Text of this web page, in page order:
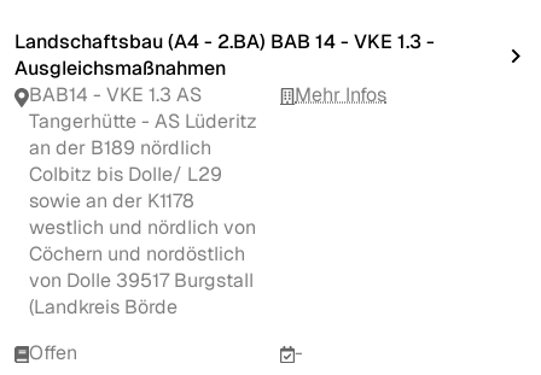
Landschaftsbau (A4 - 2.BA) BAB 14 - VKE 1.3 -
Ausgleichsmaßnahmen
BAB14 - VKE 1.3 AS
Tangerhütte - AS Lüderitz
an der B189 nördlich
Colbitz bis Dolle/ L29
sowie an der K1178
westlich und nördlich von
Cöchern und nordöstlich
von Dolle 39517 Burgstall
(Landkreis Börde
Mehr Infos
Offen -